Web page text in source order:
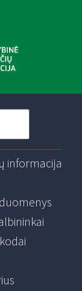
informacija